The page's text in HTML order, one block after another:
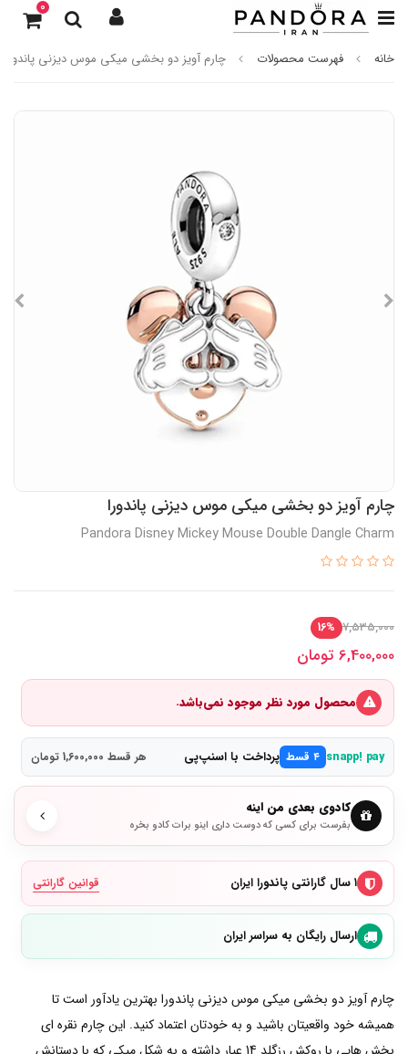
0
خانه فهرست محصولات چارم آویز دو بخشی میکی موس دیزنی پاندورا
چارم آویز دو بخشی میکی موس دیزنی پاندورا
Pandora Disney Mickey Mouse Double Dangle Charm
7,535,000
16%
6,400,000 تومان
محصول مورد نظر موجود نمی‌باشد.
snapp! pay ۴ قسط پرداخت با اسنپ‌پی هر قسط 1,600,000 تومان
کادوی بعدی من اینه
بفرست برای کسی که دوست داری اینو برات کادو بخره
۱ سال گارانتی پاندورا ایران قوانین گارانتی
ارسال رایگان به سراسر ایران
چارم آویز دو بخشی میکی موس دیزنی پاندورا بهترین یادآور است تا
همیشه خود واقعیتان باشید و به خودتان اعتماد کنید. این چارم نقره ای